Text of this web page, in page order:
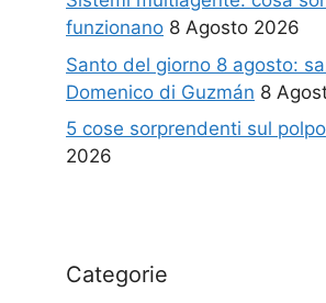
funzionano 8 Agosto 2026
Santo del giorno 8 agosto:
Domenico di Guzmán 8
5 cose sorprendenti sul polpo
2026
Categorie